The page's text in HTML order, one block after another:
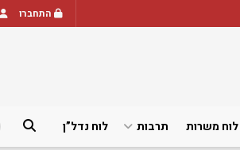
התחברו
לוח משרות תרבות לוח נדל”ן